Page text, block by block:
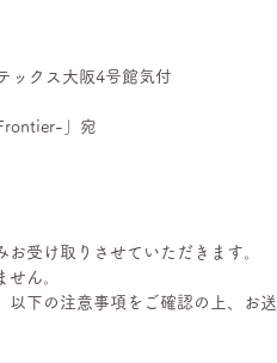
ックス大阪4号館気付
」宛
受け取りさせていただきます。
ん。
以下の注意事項をご確認の上、お